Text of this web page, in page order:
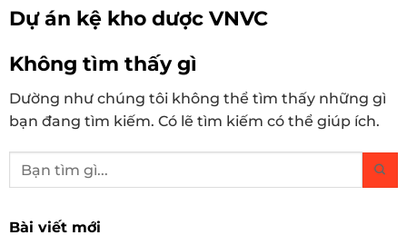
Dự án kệ kho dược VNVC
Không tìm thấy gì
Dường như chúng tôi không thể tìm thấy những gì
bạn đang tìm kiếm. Có lẽ tìm kiếm có thể giúp ích.
Bài viết mới